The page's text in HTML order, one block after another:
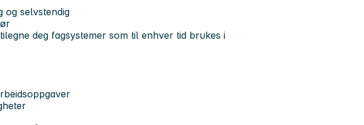
og selvstendig
deg fagsystemer som til enhver tid brukes i